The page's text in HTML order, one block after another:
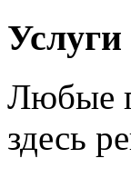
Любые
здесь